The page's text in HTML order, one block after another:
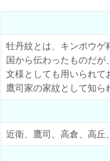
牡丹紋とは、キンポウゲ
国から伝わったものだ
文様としても用いられ
鷹司家の家紋として知ら
近衛、鷹司、高倉、高